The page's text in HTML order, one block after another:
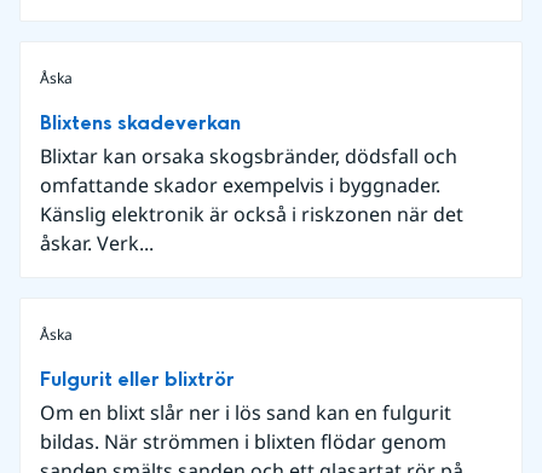
Åska
Blixtens skadeverkan
Blixtar kan orsaka skogsbränder, dödsfall och
omfattande skador exempelvis i byggnader.
Känslig elektronik är också i riskzonen när det
åskar. Verk...
Åska
Fulgurit eller blixtrör
Om en blixt slår ner i lös sand kan en fulgurit
bildas. När strömmen i blixten flödar genom